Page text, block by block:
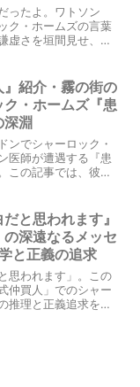
ったよ。ワトソン
ク・ホームズの言葉
虚さを垣間見せ、私
ある深い意味と、ホ
てアーサー・コナ
に伝えたかったメッ
』紹介・霧の街の
・ホームズ『患
深淵
ンでシャーロック・
医師が遭遇する『患
この記事では、彼ら
だと思われます』
の深遠なるメッセ
と正義の追求
思われます」。この
仲買人」でのシャー
推理と正義追求を象